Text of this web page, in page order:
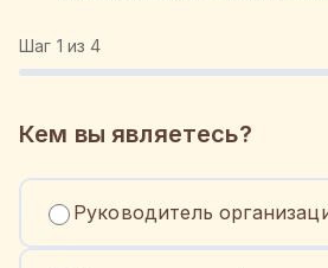
Шаг 1 из 4
Кем вы являетесь?
Руководитель